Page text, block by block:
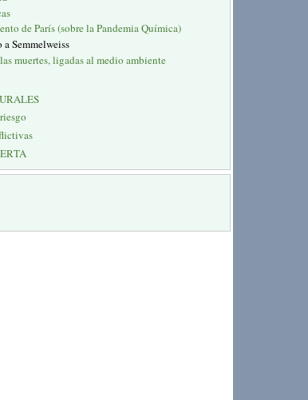
de París (sobre la Pandemia Química)
a Semmelweiss
muertes, ligadas al medio ambiente